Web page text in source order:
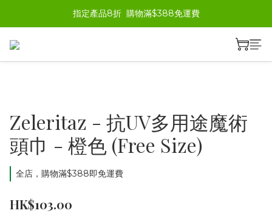
指定產品8折  購物滿$388免運費
Zeleritaz - 抗UV多用途魔術
頭巾 - 橙色 (Free Size)
全店，購物滿$388即免運費
HK$103.00